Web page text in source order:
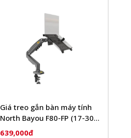
Giá treo gắn bàn máy tính
North Bayou F80-FP (17-30
Inch)
639,000đ